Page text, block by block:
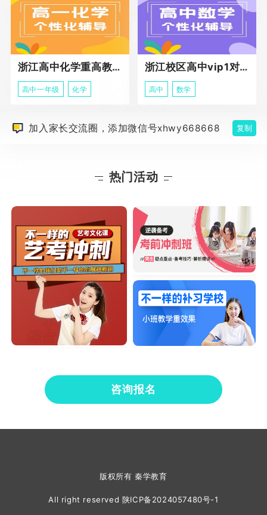
浙江高中化学重高教育春季班
高中一年级 化学
浙江校区高中vip1对1课程
高中 数学
加入家长交流圈，添加微信号xhwy668668 复制
热门活动
咨询报名
版权所有 秦学教育
All right reserved 陕ICP备2024057480号-1